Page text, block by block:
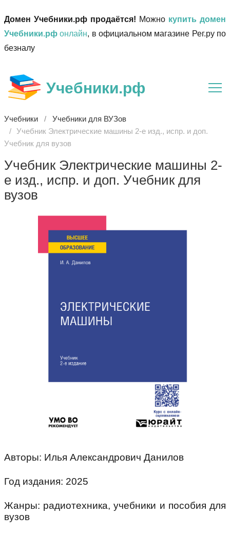
Домен Учебники.рф продаётся! Можно купить домен
Учебники.рф онлайн, в официальном магазине Рег.ру по
безналу
Учебники.рф
Учебники
Учебники для ВУЗов
Учебник Электрические машины 2-е изд., испр. и доп.
Учебник для вузов
Учебник Электрические машины 2-
е изд., испр. и доп. Учебник для
вузов
Авторы: Илья Александрович Данилов
Год издания: 2025
Жанры: радиотехника, учебники и пособия для
вузов